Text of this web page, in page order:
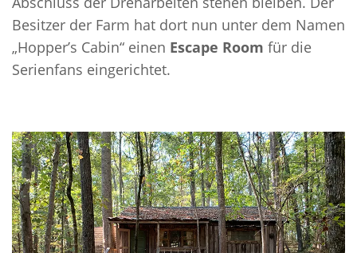
Besitzer der Farm hat dort nun unter dem Namen
„Hopper’s Cabin“ einen Escape Room für die
Serienfans eingerichtet.